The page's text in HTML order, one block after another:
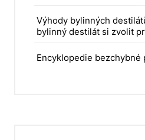
Výhody bylinných
bylinný destilát si zvolit
Encyklopedie bezchybné